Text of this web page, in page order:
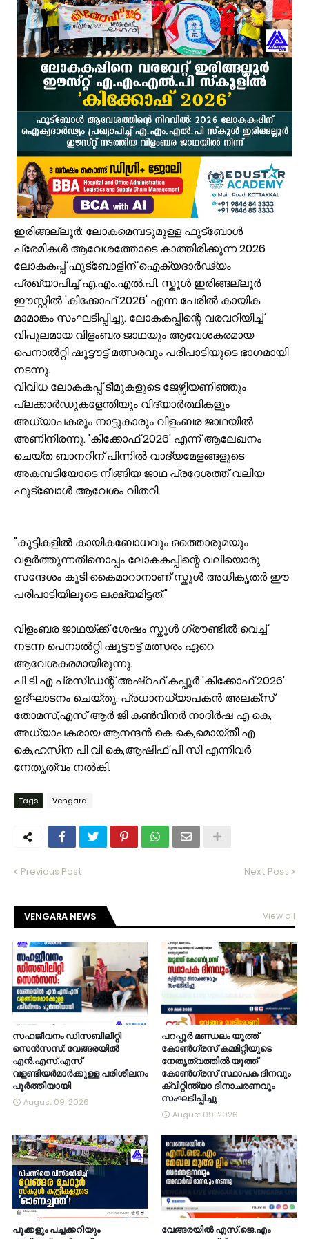
യാത്ര ദുരിതം; എടരിക്കോട് - വേങ്ങര പി.ഡബ്ല്യു.ഡി റോഡ്
പ്രമുഖ സമസ്ത - കെഎംസിസി നേതാവ് പുള്ളാട്ട് അബ്ദുള്ള മൗലവി
ആയിരത്തോളം സഡാക്കോ കൊക്കുകൾ നിർമ്മിച്ച് കുറ്റൂർ
പാണക്കാട്ട് മണ്ണിടിച്ചിൽ; അനധികൃത പാറ പൊട്ടിക്കലാണ്
വേങ്ങര മണ്ഡലം പ്രവാസി ലീഗ് അംഗത്വ പ്രചാരണത്തിന്
കരിപ്പൂർ വിമാന ദുരന്തത്തിന് ഇന്ന് 6 വയസ്സ്; വലിയ വിമാനങ്ങളുടെ
ജോലിസ്ഥലത്ത് വെള്ളപ്പൊക്കം; അസമിൽ മരിച്ച തിരൂരങ്ങാടി
പായലും ചെളിയും മൂടി റോഡുകൾ; പ്രളയാനന്തര ജാഗ്രതയിൽ
ക്ഷേമ പെൻഷൻ ഇനി വീടുകളിലെത്തില്ല; സഹകരണ സംഘങ്ങളെ
അൽമാസ് ആശുപത്രിക്ക് മുൻവശത്തെ തകർന്ന ഡിവൈഡറുകൾ
ഇരിങ്ങല്ലൂർ: ലോകമെമ്പടുമുള്ള ഫുട്ബോൾ
പ്രേമികൾ ആവേശത്തോടെ കാത്തിരിക്കുന്ന 2026
ലോകകപ്പ് ഫുട്ബോളിന് ഐക്യദാർഢ്യം
പ്രഖ്യാപിച്ച് എ.എം.എൽ.പി. സ്കൂൾ ഇരിങ്ങല്ലൂർ
ഈസ്റ്റിൽ 'കിക്കോഫ് 2026' എന്ന പേരിൽ കായിക
മാമാങ്കം സംഘടിപ്പിച്ചു. ലോകകപ്പിന്റെ വരവറിയിച്ച്
വിപുലമായ വിളംബര ജാഥയും ആവേശകരമായ
പെനാൽറ്റി ഷൂട്ടൗട്ട് മത്സരവും പരിപാടിയുടെ ഭാഗമായി
നടന്നു.
​വിവിധ ലോകകപ്പ് ടീമുകളുടെ ജേഴ്സിയണിഞ്ഞും
പ്ലക്കാർഡുകളേന്തിയും വിദ്യാർത്ഥികളും
അധ്യാപകരും നാട്ടുകാരും വിളംബര ജാഥയിൽ
അണിനിരന്നു. 'കിക്കോഫ് 2026' എന്ന് ആലേഖനം
ചെയ്ത ബാനറിന് പിന്നിൽ വാദ്യമേളങ്ങളുടെ
അകമ്പടിയോടെ നീങ്ങിയ ജാഥ പ്രദേശത്ത് വലിയ
ഫുട്ബോൾ ആവേശം വിതറി.
​"കുട്ടികളിൽ കായികബോധവും ഒത്തൊരുമയും
വളർത്തുന്നതിനൊപ്പം ലോകകപ്പിന്റെ വലിയൊരു
സന്ദേശം കൂടി കൈമാറാനാണ് സ്കൂൾ അധികൃതർ ഈ
പരിപാടിയിലൂടെ ലക്ഷ്യമിട്ടത്."
​വിളംബര ജാഥയ്ക്ക് ശേഷം സ്കൂൾ ഗ്രൗണ്ടിൽ വെച്ച്
നടന്ന പെനാൽറ്റി ഷൂട്ടൗട്ട് മത്സരം ഏറെ
ആവേശകരമായിരുന്നു.
പി ടി എ പ്രസിഡന്റ് അഷ്‌റഫ്‌ കപ്പൂർ 'കിക്കോഫ് 2026'
ഉദ്ഘാടനം ചെയ്തു. പ്രധാനധ്യാപകൻ അലക്സ്
തോമസ്,എസ് ആർ ജി കൺവീനർ നാദിർഷ എ കെ,
അധ്യാപകരായ ആനന്ദൻ കെ കെ,മൊയ്തീ എ
കെ,ഹസീന പി വി കെ,ആഷിഫ് പി സി എന്നിവർ
നേതൃത്വം നൽകി.
Tags Vengara
Previous Post Next Post
VENGARA NEWS View all
സഹജീവനം ഡിസബിലിറ്റി
സെൻസസ്: വേങ്ങരയിൽ
എൻ.എസ്.എസ്
വളണ്ടിയർമാർക്കുള്ള പരിശീലനം
പൂർത്തിയായി
August 09, 2026
പറപ്പൂർ മണ്ഡലം യൂത്ത്
കോൺഗ്രസ് കമ്മിറ്റിയുടെ
നേതൃത്വത്തിൽ യൂത്ത്
കോൺഗ്രസ് സ്ഥാപക ദിനവും
ക്വിറ്റിന്ത്യാ ദിനാചരണവും
സംഘടിപ്പിച്ചു
August 09, 2026
പൂക്കളും പച്ചക്കറിയും
വേങ്ങരയിൽ എസ്.ജെ.എം